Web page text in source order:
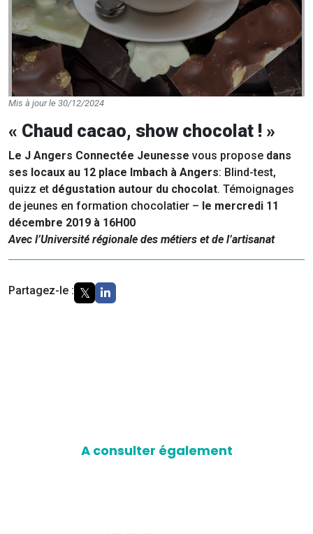
Mis à jour le 30/12/2024
« Chaud cacao, show chocolat ! »
Le J Angers Connectée Jeunesse vous propose dans
ses locaux au 12 place Imbach à Angers: Blind-test,
quizz et dégustation autour du chocolat. Témoignages
de jeunes en formation chocolatier – le mercredi 11
décembre 2019 à 16H00
Avec l’Université régionale des métiers et de l’artisanat
Partagez-le :
A consulter également